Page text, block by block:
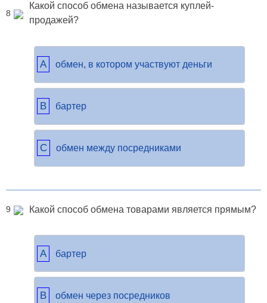
8
Какой способ обмена называется куплей-
продажей?
A обмен, в котором участвуют деньги
B бартер
C обмен между посредниками
9 Какой способ обмена товарами является прямым?
A бартер
B обмен через посредников